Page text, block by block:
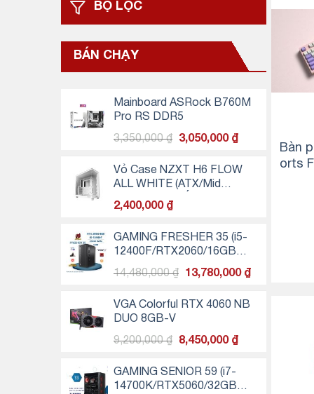
BỘ LỌC
BÁN CHẠY
Mainboard ASRock B760M
Pro RS DDR5
3,350,000₫
Giá
là:
3,350,000 ₫.
3,050,000 ₫
tại
Vỏ Case NZXT H6 FLOW
ALL WHITE (ATX/Mid
Tower/Màu Trắng/3 FAN)
2,400,000 ₫
GAMING FRESHER 35 (i5-
12400F/RTX2060/16GB
RAM/256GB SSD)
14,480,000₫
Giá
là:
13,780,000 ₫
VGA Colorful RTX 4060 NB
DUO 8GB-V
9,200,000₫
Giá
là:
9,200,000 ₫.
8,450,000 ₫
GAMING SENIOR 59 (i7-
14700K/RTX5060/32GB
Bàn
orts